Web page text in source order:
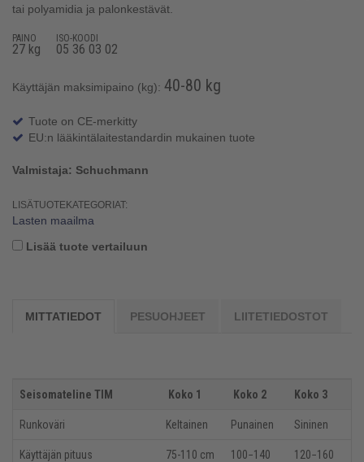
tai polyamidia ja palonkestävät.
PAINO
27 kg
ISO-KOODI
05 36 03 02
Käyttäjän maksimipaino (kg): 40-80 kg
Tuote on CE-merkitty
EU:n lääkintälaitestandardin mukainen tuote
Valmistaja: Schuchmann
LISÄTUOTEKATEGORIAT:
Lasten maailma
Lisää tuote vertailuun
MITTATIEDOT PESUOHJEET LIITETIEDOSTOT
Seisomateline TIM Koko 1 Koko 2 Koko 3
Runkoväri Keltainen Punainen Sininen
Käyttäjän pituus 75-110 cm
100−140
120−160